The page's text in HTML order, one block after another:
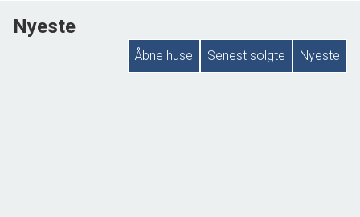
Nyeste
Åbne huse Senest solgte Nyeste